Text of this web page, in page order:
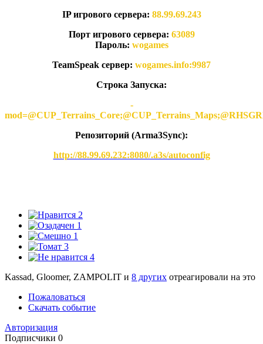
IP игрового сервера: 88.99.69.243
Порт игрового сервера: 63089
Пароль: wogames
TeamSpeak сервер: wogames.info:9987
Строка Запуска:
-
Репозиторий (Arma3Synс):
http://88.99.69.232:8080/.a3s/autoconfig
2
1
1
3
4
Kassad, Gloomer, ZAMPOLIT и 8 других отреагировали на это
Пожаловаться
Скачать событие
Авторизация
Подписчики 0